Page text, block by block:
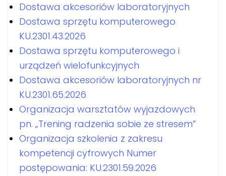
Dostawa akcesoriów laboratoryjnych
Dostawa sprzętu komputerowego
KU.2301.43.2026
Dostawa sprzętu komputerowego i
urządzeń wielofunkcyjnych
Dostawa akcesoriów laboratoryjnych nr
KU.2301.65.2026
Organizacja warsztatów wyjazdowych
pn. „Trening radzenia sobie ze stresem”
Organizacja szkolenia z zakresu
kompetencji cyfrowych Numer
postępowania: KU.2301.59.2026